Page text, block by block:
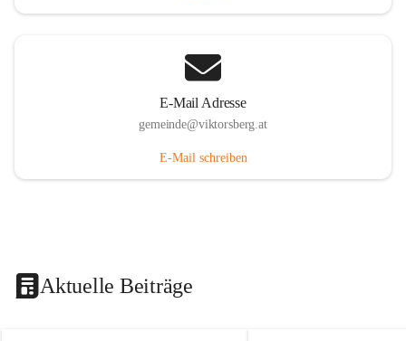
E-Mail Adresse
gemeinde@viktorsberg.at
E-Mail schreiben
Aktuelle Beiträge